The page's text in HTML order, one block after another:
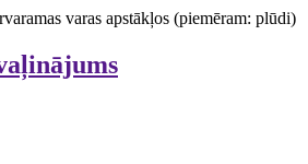
varas apstākļos (piemēram: plūdi)